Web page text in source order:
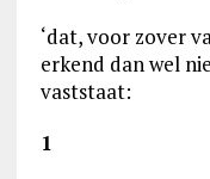
‘dat, voor zover
erkend dan wel
vaststaat:
1